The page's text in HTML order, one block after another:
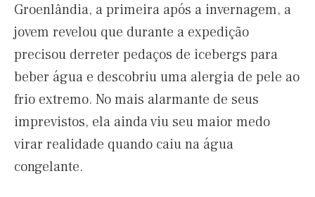
Groenlândia, a primeira após a invernagem, a
jovem revelou que durante a expedição
precisou derreter pedaços de icebergs para
beber água e descobriu uma alergia de pele ao
frio extremo. No mais alarmante de seus
imprevistos, ela ainda viu seu maior medo
virar realidade quando caiu na água
congelante.